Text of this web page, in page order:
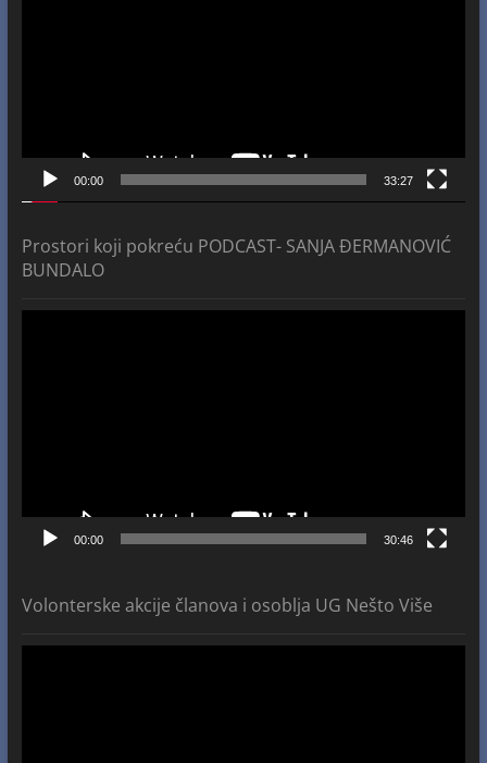
00:00 33:27
Prostori koji pokreću PODCAST- SANJA ĐERMANOVIĆ
BUNDALO
00:00 30:46
Volonterske akcije članova i osoblja UG Nešto Više